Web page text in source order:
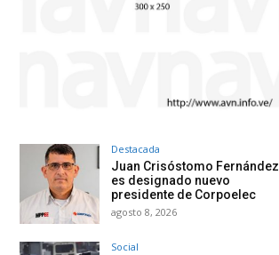
Destacada
Juan Crisóstomo Fernández
es designado nuevo
presidente de Corpoelec
agosto 8, 2026
Social